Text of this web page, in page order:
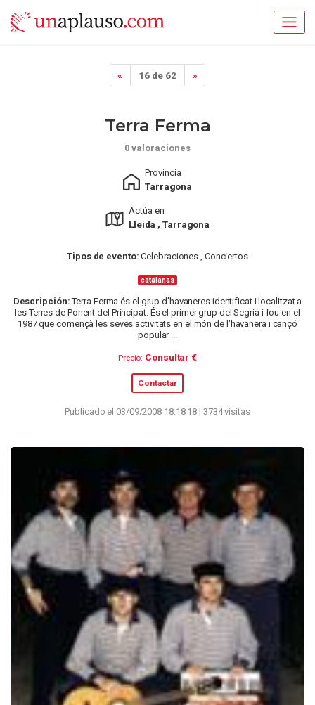
« 16 de 62 »
Terra Ferma
0 valoraciones
Provincia
Tarragona
Actúa en
Lleida , Tarragona
Tipos de evento: Celebraciones , Conciertos
catalanas
Descripción:Terra Ferma és el grup d'havaneres identificat i localitzat a
les Terres de Ponent del Principat. És el primer grup del Segrià i fou en el
1987 que començà les seves activitats en el món de l'havanera i cançó
popular ...
Precio: Consultar €
Contactar
Publicado el 03/09/2008 18:18:18 | 3734 visitas